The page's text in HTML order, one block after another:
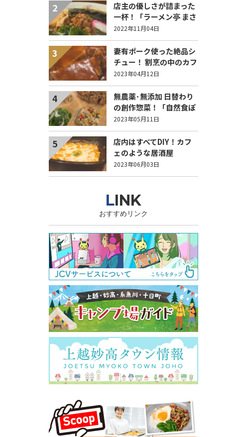
2
店主の優しさが詰まった
一杯！「ラーメン亭 まさ
もと]
2022年11月04日
3
妻有ポーク使った絶品シ
チュー！ 割烹の中のカフ
ェ「NORIZO Café」
2023年04月12日
4
無農薬･無添加 日替わり
の創作惣菜！「自然食ぽ
のわ」
2023年05月11日
5
店内はすべてDIY！カフ
ェのような居酒屋
「IZAKAYAそうえもん」
2023年06月03日
LINK
おすすめリンク